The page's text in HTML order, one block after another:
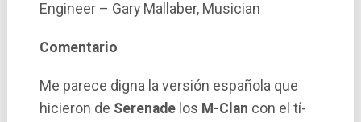
Engineer – Gary Mallaber, Musician
Comentario
Me parece digna la versión española que
hicieron de Serenadelos M-Clan con el tí­